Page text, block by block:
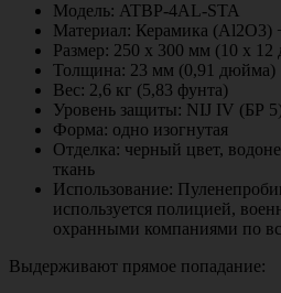
Модель: ATBP-4AL-STA
Материал: Керамика (Al2O3)
Размер: 250 х 300 мм (10 х
Толщина: 23 мм (0,91 дюйма)
Вес: 2,6 кг (5,83 фунта)
Уровень защиты: NIJ IV (БР
Форма: одно изогнутая
Отделка: черный цвет,
ткань
Использование:
используется полицией,
охранными компаниями по
Выдерживают прямое попадание: